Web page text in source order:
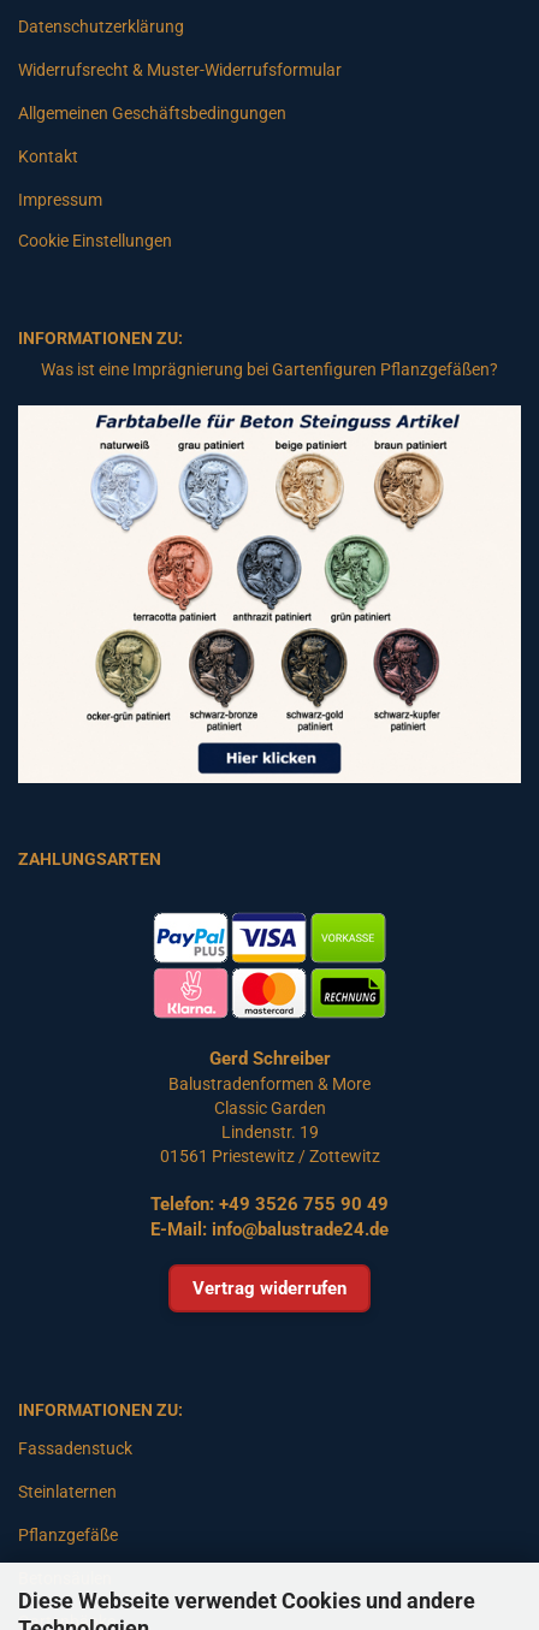
Diese Webseite verwendet Cookies und andere
Datenschutzerklärung
Widerrufsrecht & Muster-Widerrufsformular
Allgemeinen Geschäftsbedingungen
Kontakt
Impressum
Cookie Einstellungen
INFORMATIONEN ZU:
Was ist eine Imprägnierung bei Gartenfiguren Pflanzgefäßen?
ZAHLUNGSARTEN
Gerd Schreiber
Balustradenformen & More
Classic Garden
Lindenstr. 19
01561 Priestewitz / Zottewitz
Telefon: +49 3526 755 90 49
E-Mail: info@balustrade24.de
Vertrag widerrufen
INFORMATIONEN ZU:
Fassadenstuck
Steinlaternen
Pflanzgefäße
Gartenbänke